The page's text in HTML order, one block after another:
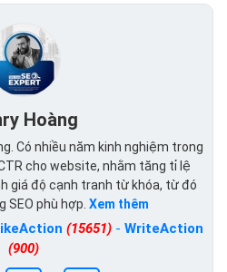
Hoàng
Có nhiều năm kinh nghiệm trong
cho website, nhằm tăng tỉ lệ
giá độ cạnh tranh từ khóa, từ đó
phù hợp. Xem thêm
(15651)- WriteAction
(900)